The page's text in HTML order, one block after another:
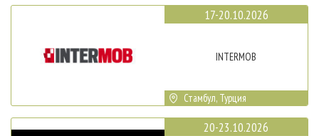
17-20.10.2026
INTERMOB
Стамбул, Турция
20-23.10.2026